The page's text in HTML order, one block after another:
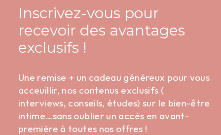
Inscrivez-vous pour
recevoir des avantages
exclusifs !
Une remise + un cadeau généreux pour vous
acceuillir, nos contenus exclusifs (
interviews, conseils, études) sur le bien-être
intime…sans oublier un accès en avant-
première à toutes nos offres !